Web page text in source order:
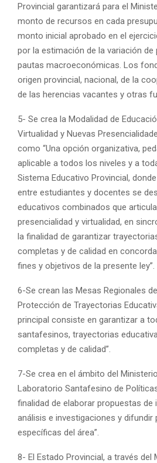
Provincial garantizará para el
monto de recursos en cada
monto inicial aprobado en el
por la estimación de la variación
pautas macroeconómicas. Los
origen provincial, nacional, de la
de las herencias vacantes y otras
5- Se crea la Modalidad de
Virtualidad y Nuevas
como “Una opción organizativa,
aplicable a todos los niveles y a
Sistema Educativo Provincial,
entre estudiantes y docentes se
educativos combinados que
presencialidad y virtualidad, en
la finalidad de garantizar
completas y de calidad en
fines y objetivos de la presente ley”.
6-Se crean las Mesas Regionales
Protección de Trayectorias
principal consiste en garantizar a
santafesinos, trayectorias
completas y de calidad”.
7-Se crea en el ámbito del
Laboratorio Santafesino de
finalidad de elaborar propuestas de
análisis e investigaciones y difundir
específicas del área”.
8- El Estado Provincial, a través del